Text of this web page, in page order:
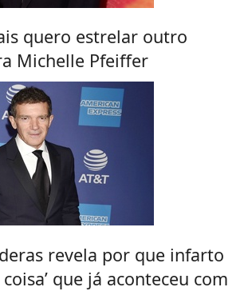
quero estrelar outro
Michelle Pfeiffer
revela por que infarto
que já aconteceu com